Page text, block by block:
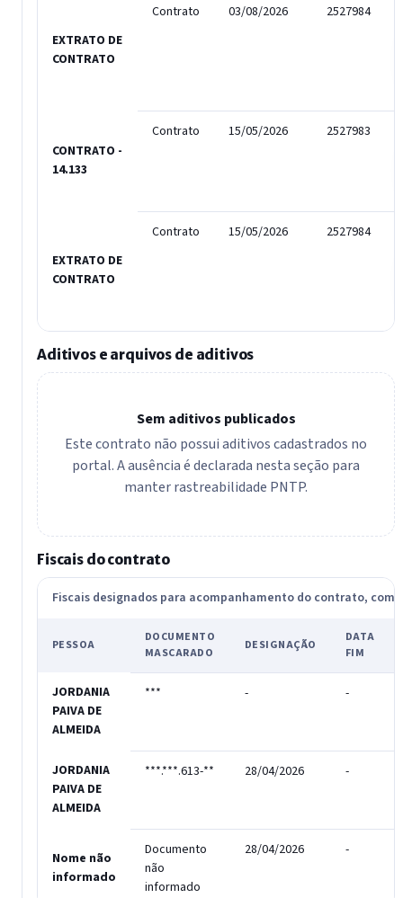
EXTRATO DE
CONTRATO
Contrato 03/08/2026 2527984
CONTRATO -
14.133
Contrato 15/05/2026 2527983
EXTRATO DE
CONTRATO
Contrato 15/05/2026 2527984
Aditivos e arquivos de aditivos
Sem aditivos publicados
Este contrato não possui aditivos cadastrados no
portal. A ausência é declarada nesta seção para
manter rastreabilidade PNTP.
Fiscais do contrato
Fiscais designados para acompanhamento do contrato, com
PESSOA
DOCUMENTO
MASCARADO
DESIGNAÇÃO
DATA
FIM
JORDANIA
PAIVA DE
ALMEIDA
*** - -
JORDANIA
PAIVA DE
ALMEIDA
***.***.613-** 28/04/2026 -
Nome não
informado
Documento
não
informado
28/04/2026 -